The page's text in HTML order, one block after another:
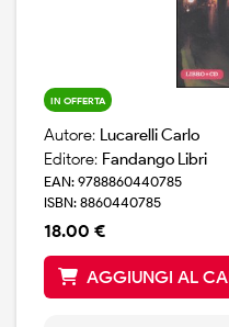
IN OFFERTA
Autore: Lucarelli Carlo
Editore: Fandango Libri
EAN: 9788860440785
ISBN: 8860440785
18.00 €
AGGIUNGI AL